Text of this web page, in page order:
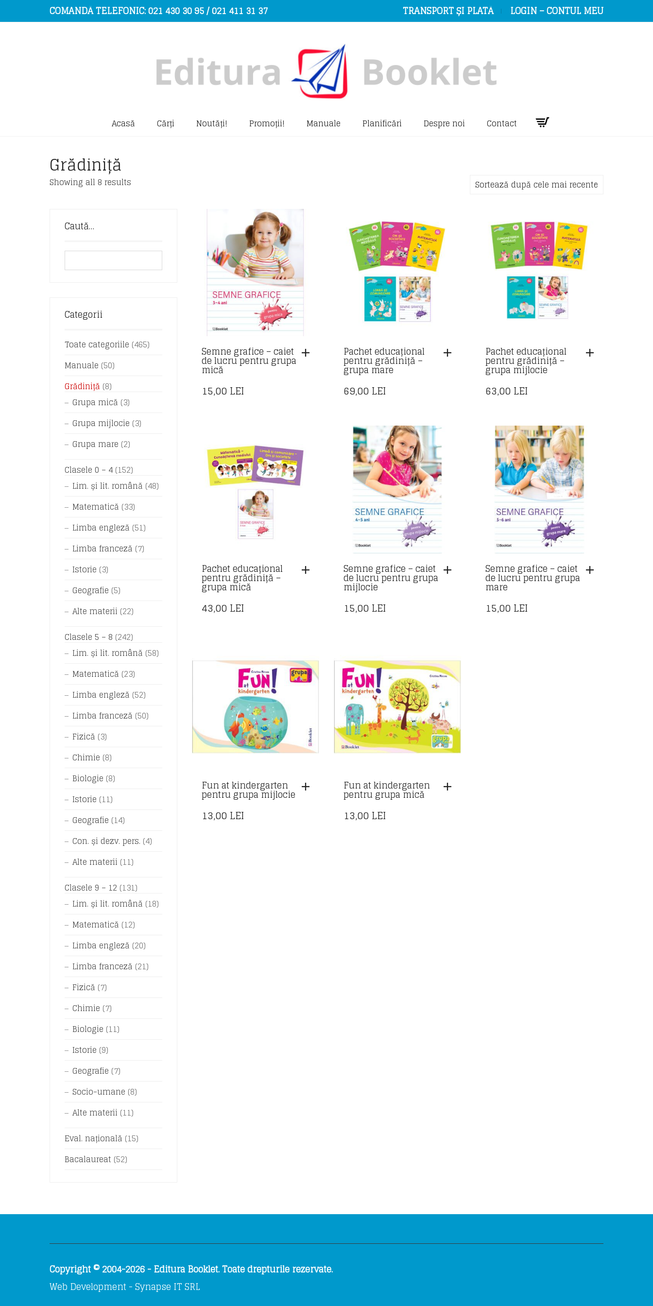
COMANDĂ TELEFONIC: 021 430 30 95 / 021 411 31 37 TRANSPORT ȘI PLATĂ LOGIN – CONTUL MEU
Acasă Cărți Noutăți! Promoții! Manuale Planificări Despre noi Contact
Grădiniță
Showing all 8 results Sortează după cele mai recente
Semne grafice – caiet
de lucru pentru grupa
mică
15,00 LEI
Pachet educațional
pentru grădiniță –
grupa mare
69,00 LEI
Pachet educațional
pentru grădiniță –
grupa mijlocie
63,00 LEI
Pachet educațional
pentru grădiniță –
grupa mică
43,00 LEI
Semne grafice – caiet
de lucru pentru grupa
mijlocie
15,00 LEI
Semne grafice – caiet
de lucru pentru grupa
mare
15,00 LEI
Fun at kindergarten
pentru grupa mijlocie
13,00 LEI
Fun at kindergarten
pentru grupa mică
13,00 LEI
Caută…
Categorii
Toate categoriile (465)
Manuale (50)
Grădiniță (8)
Grupa mică (3)
Grupa mijlocie (3)
Grupa mare (2)
Clasele 0 – 4 (152)
Lim. și lit. română (48)
Matematică (33)
Limba engleză (51)
Limba franceză (7)
Istorie (3)
Geografie (5)
Alte materii (22)
Clasele 5 – 8 (242)
Lim. și lit. română (58)
Matematică (23)
Limba engleză (52)
Limba franceză (50)
Fizică (3)
Chimie (8)
Biologie (8)
Istorie (11)
Geografie (14)
Con. și dezv. pers. (4)
Alte materii (11)
Clasele 9 – 12 (131)
Lim. și lit. română (18)
Matematică (12)
Limba engleză (20)
Limba franceză (21)
Fizică (7)
Chimie (7)
Biologie (11)
Istorie (9)
Geografie (7)
Socio-umane (8)
Alte materii (11)
Eval. națională (15)
Bacalaureat (52)
Copyright © 2004-2026 - Editura Booklet. Toate drepturile rezervate.
Web Development - Synapse IT SRL